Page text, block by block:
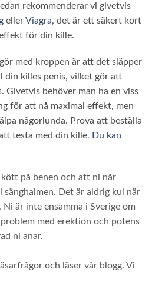
rekommenderar vi givetvis
ellerViagra, det är ett säkert kort
för din kille.
med kroppen är att det släpper
din killes penis, vilket gör att
Givetvis behöver man ha en viss
för att nå maximal effekt, men
någorlunda. Prova att beställa
testa med din kille. Du kan
på benen och att ni når
sänghalmen. Det är aldrig kul när
är inte ensamma i Sverige om
med erektion och potens
ni anar.
och läser vår blogg. Vi